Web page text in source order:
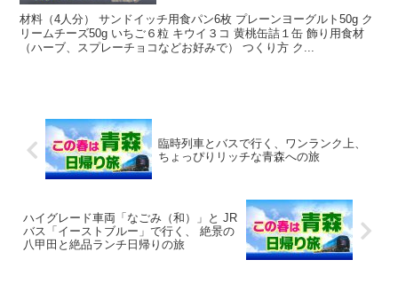
材料（4人分） サンドイッチ用食パン6枚 プレーンヨーグルト50g ク
リームチーズ50g いちご６粒 キウイ３コ 黄桃缶詰１缶 飾り用食材
（ハーブ、スプレーチョコなどお好みで） つくり方 ク...
臨時列車とバスで行く、ワンランク上、
ちょっぴりリッチな青森への旅
ハイグレード車両「なごみ（和）」と JR
バス「イーストブルー」で行く、 絶景の
八甲田と絶品ランチ日帰りの旅